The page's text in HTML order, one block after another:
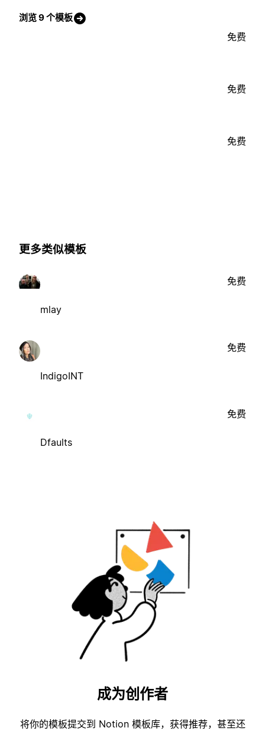
浏览 9 个模板
免费
免费
免费
更多类似模板
mlay
免费
IndigoINT
免费
Dfaults
免费
成为创作者
将你的模板提交到 Notion 模板库，获得推荐，甚至还